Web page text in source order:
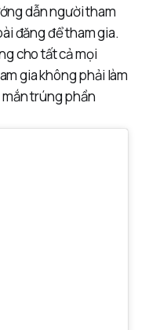
dẫn người tham
đăng để tham gia.
cho tất cả mọi
gia không phải làm
trúng phần